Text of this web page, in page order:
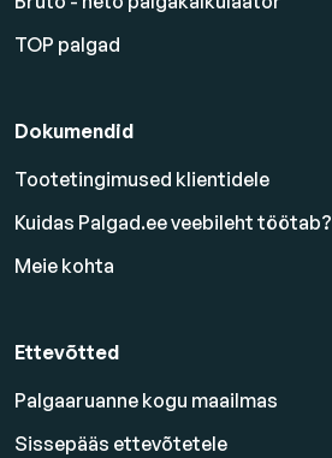
TOP palgad
Dokumendid
Tootetingimused klientidele
Kuidas Palgad.ee veebileht töötab?
Meie kohta
Ettevõtted
Palgaaruanne kogu maailmas
Sissepääs ettevõtetele